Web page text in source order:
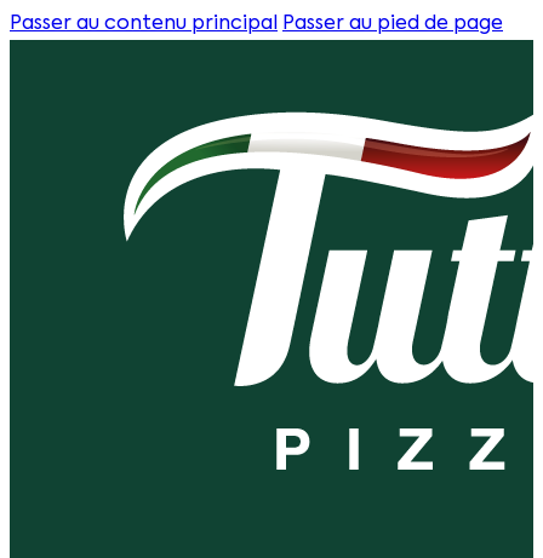
Passer au contenu principal Passer au pied de page